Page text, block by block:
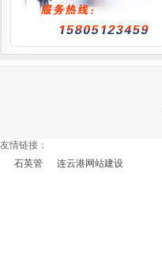
友情链接：
石英管
连云港网站建设